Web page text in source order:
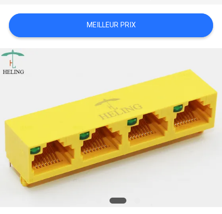
PLAN
DU
SITE
POLITIQUE
EN
MATIÈRE
DE
PROTECTION
MEILLEUR PRIX